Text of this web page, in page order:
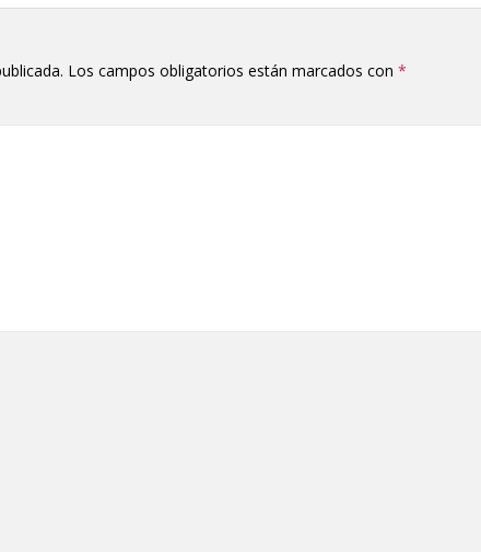
Los campos obligatorios están marcados con *